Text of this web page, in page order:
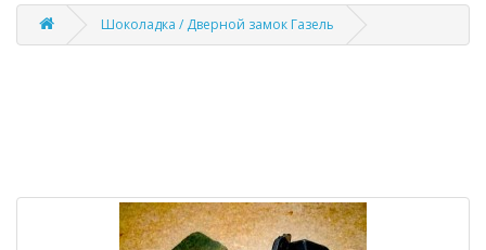
Шоколадка / Дверной замок Газель